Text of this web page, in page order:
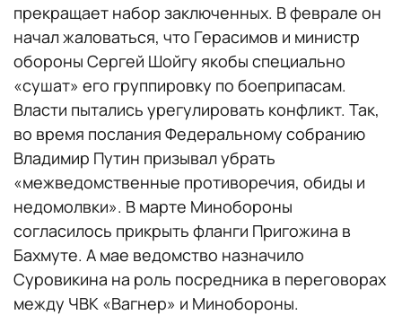
прекращает набор заключенных. В феврале он
начал жаловаться, что Герасимов и министр
обороны Сергей Шойгу якобы специально
«сушат» его группировку по боеприпасам.
Власти пытались урегулировать конфликт. Так,
во время послания Федеральному собранию
Владимир Путин призывал убрать
«межведомственные противоречия, обиды и
недомолвки». В марте Минобороны
согласилось прикрыть фланги Пригожина в
Бахмуте. А мае ведомство назначило
Суровикина на роль посредника в переговорах
между ЧВК «Вагнер» и Минобороны.